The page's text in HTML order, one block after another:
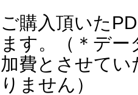
ご購入頂いた
ます。（＊デ
加費とさせて
りません）